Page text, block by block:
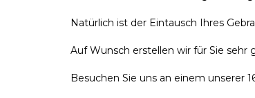
Natürlich ist der Eintausch Ihres
Auf Wunsch erstellen wir für Sie sehr
Besuchen Sie uns an einem unserer